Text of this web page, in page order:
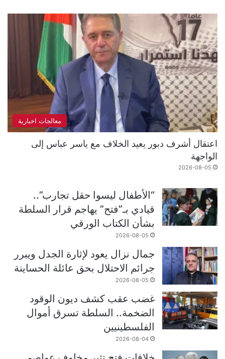
معالجات اخبارية
اعتقال أشرف دبور يعيد الخلاف مع ياسر عباس إلى
الواجهة
2026-08-05
“الأطفال ليسوا حقل تجارب”..
قيادي بـ”فتح” يهاجم قرار السلطة
بشأن الكتاب الورقي
2026-08-05
جمال نزال يعود لإثارة الجدل ويبرر
جرائم الاحتلال بحق عائلة الحساينة
2026-08-05
غضب عقب كشف ديون الوقود
الضخمة.. السلطة تسرق أموال
الفلسطينيين
2026-08-04